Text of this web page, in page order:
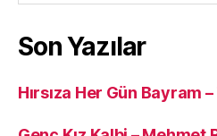
Son Yazılar
Hırsıza Her Gün Bayram